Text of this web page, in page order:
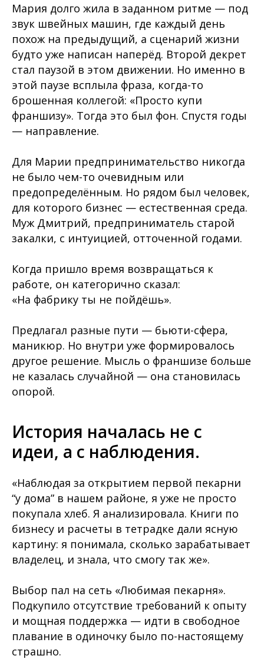
Мария долго жила в заданном ритме — под
звук швейных машин, где каждый день
похож на предыдущий, а сценарий жизни
будто уже написан наперёд. Второй декрет
стал паузой в этом движении. Но именно в
этой паузе всплыла фраза, когда-то
брошенная коллегой: «Просто купи
франшизу». Тогда это был фон. Спустя годы
— направление.
Для Марии предпринимательство никогда
не было чем-то очевидным или
предопределённым. Но рядом был человек,
для которого бизнес — естественная среда.
Муж Дмитрий, предприниматель старой
закалки, с интуицией, отточенной годами.
Когда пришло время возвращаться к
работе, он категорично сказал:
«На фабрику ты не пойдёшь».
Предлагал разные пути — бьюти-сфера,
маникюр. Но внутри уже формировалось
другое решение. Мысль о франшизе больше
не казалась случайной — она становилась
опорой.
История началась не с
идеи, а с наблюдения.
«Наблюдая за открытием первой пекарни
“у дома” в нашем районе, я уже не просто
покупала хлеб. Я анализировала. Книги по
бизнесу и расчеты в тетрадке дали ясную
картину: я понимала, сколько зарабатывает
владелец, и знала, что смогу так же».
Выбор пал на сеть «Любимая пекарня».
Подкупило отсутствие требований к опыту
и мощная поддержка — идти в свободное
плавание в одиночку было по-настоящему
страшно.